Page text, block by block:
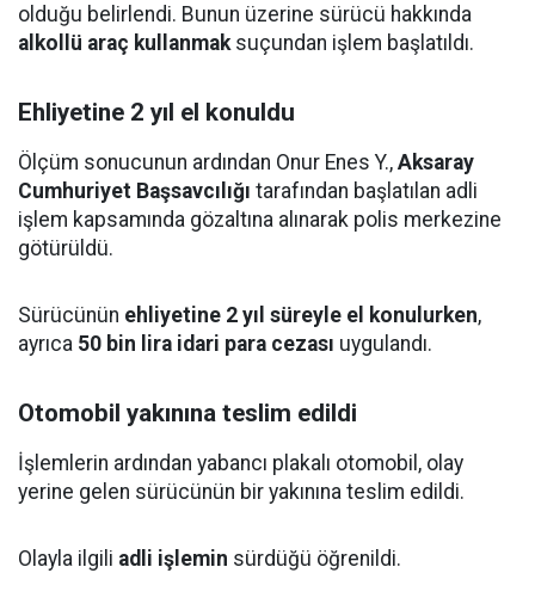
olduğu belirlendi. Bunun üzerine sürücü hakkında
alkollü araç kullanmak suçundan işlem başlatıldı.
Ehliyetine 2 yıl el konuldu
Ölçüm sonucunun ardından Onur Enes Y., Aksaray
Cumhuriyet Başsavcılığı tarafından başlatılan adli
işlem kapsamında gözaltına alınarak polis merkezine
götürüldü.
Sürücünün ehliyetine 2 yıl süreyle el konulurken,
ayrıca 50 bin lira idari para cezası uygulandı.
Otomobil yakınına teslim edildi
İşlemlerin ardından yabancı plakalı otomobil, olay
yerine gelen sürücünün bir yakınına teslim edildi.
Olayla ilgili adli işlemin sürdüğü öğrenildi.